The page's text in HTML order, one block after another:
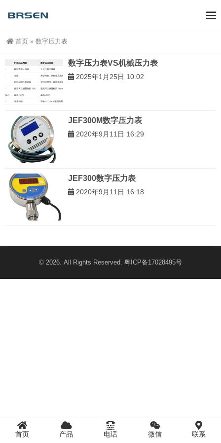
首页 » 数字压力表
数字压力表VS机械压力表
2025年1月25日 10:02
JEF300M数字压力表
2020年9月11日 16:29
JEF300数字压力表
2020年9月11日 16:18
© 2026. All Rights Reserved. 粤ICP备17028495号
首页 产品 电话 微信 联系